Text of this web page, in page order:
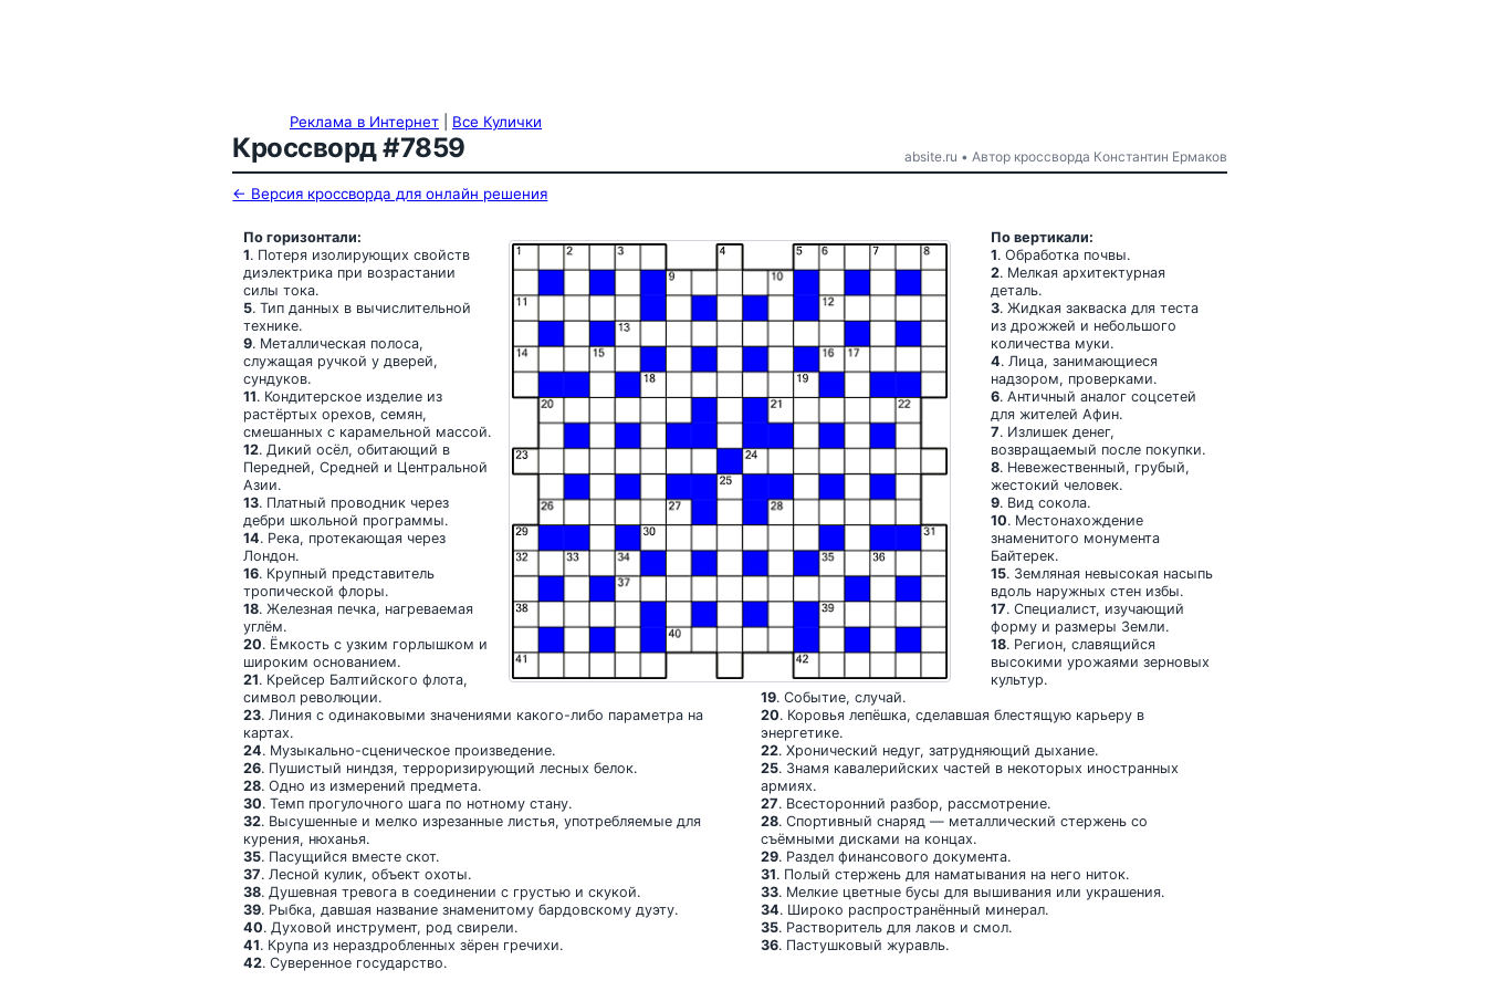
Реклама в Интернет Все Кулички
Кроссворд #7859 absite.ru • Автор кроссворда Константин Ермаков
← Версия кроссворда для онлайн решения
По горизонтали:
1. Потеря изолирующих свойств
диэлектрика при возрастании
силы тока.
5. Тип данных в вычислительной
технике.
9. Металлическая полоса,
служащая ручкой у дверей,
сундуков.
11. Кондитерское изделие из
растёртых орехов, семян,
смешанных с карамельной массой.
12. Дикий осёл, обитающий в
Передней, Средней и Центральной
Азии.
13. Платный проводник через
дебри школьной программы.
14. Река, протекающая через
Лондон.
16. Крупный представитель
тропической флоры.
18. Железная печка, нагреваемая
углём.
20. Ёмкость с узким горлышком и
широким основанием.
21. Крейсер Балтийского флота,
символ революции.
23. Линия с одинаковыми значениями какого-либо параметра на
картах.
24. Музыкально-сценическое произведение.
26. Пушистый ниндзя, терроризирующий лесных белок.
28. Одно из измерений предмета.
30. Темп прогулочного шага по нотному стану.
32. Высушенные и мелко изрезанные листья, употребляемые для
курения, нюханья.
35. Пасущийся вместе скот.
37. Лесной кулик, объект охоты.
38. Душевная тревога в соединении с грустью и скукой.
39. Рыбка, давшая название знаменитому бардовскому дуэту.
40. Духовой инструмент, род свирели.
41. Крупа из нераздробленных зёрен гречихи.
42. Суверенное государство.
По вертикали:
1. Обработка почвы.
2. Мелкая архитектурная
деталь.
3. Жидкая закваска для теста
из дрожжей и небольшого
количества муки.
4. Лица, занимающиеся
надзором, проверками.
6. Античный аналог соцсетей
для жителей Афин.
7. Излишек денег,
возвращаемый после покупки.
8. Невежественный, грубый,
жестокий человек.
9. Вид сокола.
10. Местонахождение
знаменитого монумента
Байтерек.
15. Земляная невысокая насыпь
вдоль наружных стен избы.
17. Специалист, изучающий
форму и размеры Земли.
18. Регион, славящийся
высокими урожаями зерновых
культур.
19. Событие, случай.
20. Коровья лепёшка, сделавшая блестящую карьеру в
энергетике.
22. Хронический недуг, затрудняющий дыхание.
25. Знамя кавалерийских частей в некоторых иностранных
армиях.
27. Всесторонний разбор, рассмотрение.
28. Спортивный снаряд — металлический стержень со
съёмными дисками на концах.
29. Раздел финансового документа.
31. Полый стержень для наматывания на него ниток.
33. Мелкие цветные бусы для вышивания или украшения.
34. Широко распространённый минерал.
35. Растворитель для лаков и смол.
36. Пастушковый журавль.